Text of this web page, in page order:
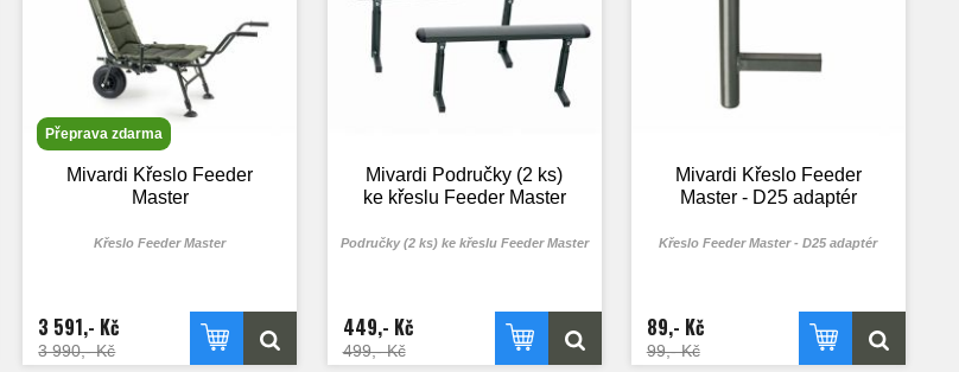
Přeprava zdarma
Mivardi Křeslo Feeder
Master
Křeslo Feeder Master
3 591,- Kč
3 990,- Kč
Mivardi Područky (2 ks)
ke křeslu Feeder Master
Područky (2 ks) ke křeslu Feeder Master
449,- Kč
499,- Kč
Mivardi Křeslo Feeder
Master - D25 adaptér
Křeslo Feeder Master - D25 adaptér
89,- Kč
99,- Kč